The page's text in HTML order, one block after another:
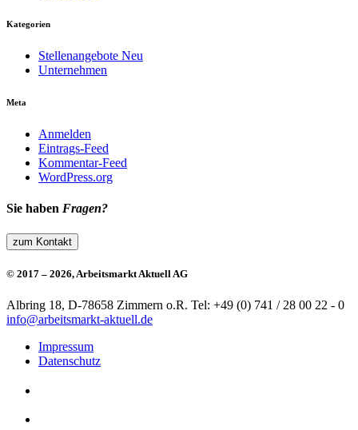
Kategorien
Stellenangebote Neu
Unternehmen
Meta
Anmelden
Eintrags-Feed
Kommentar-Feed
WordPress.org
Sie haben Fragen?
zum Kontakt
© 2017 – 2026, Arbeitsmarkt Aktuell AG
Albring 18, D-78658 Zimmern o.R. Tel: +49 (0) 741 / 28 00 22 - 0
info@arbeitsmarkt-aktuell.de
Impressum
Datenschutz